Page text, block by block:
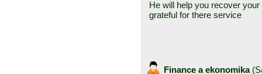
He will help you recover
grateful for there service
Finance a ekonomika (